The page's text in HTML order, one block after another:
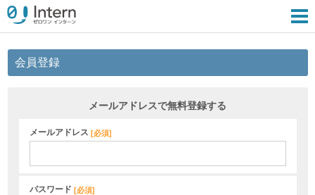
会員登録
メールアドレスで無料登録する
メールアドレス [必須]
パスワード [必須]